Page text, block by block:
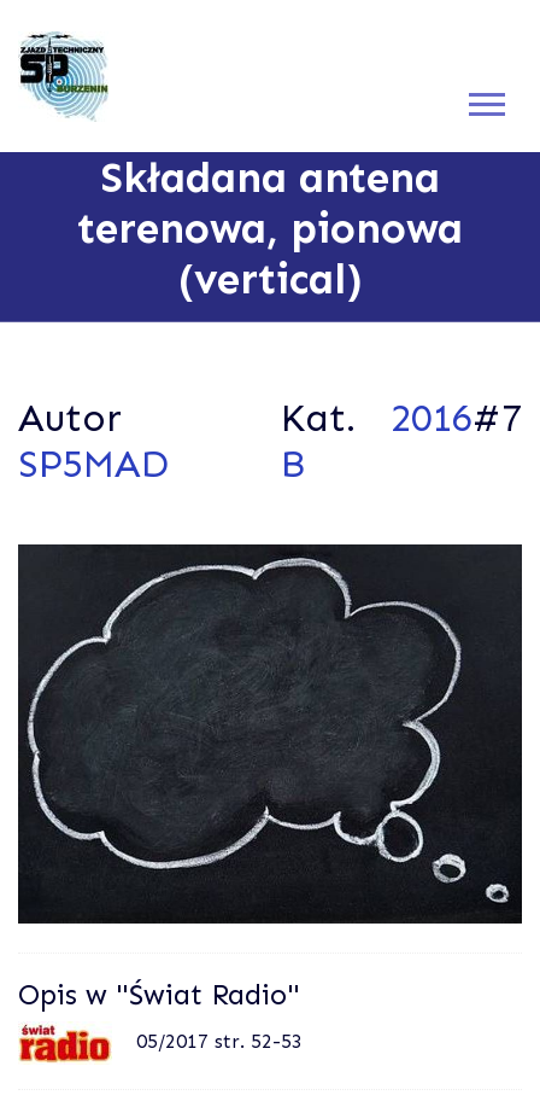
Składana antena
terenowa, pionowa
(vertical)
Autor
SP5MAD
Kat.
B
2016#7
Opis w "Świat Radio"
05/2017 str. 52-53